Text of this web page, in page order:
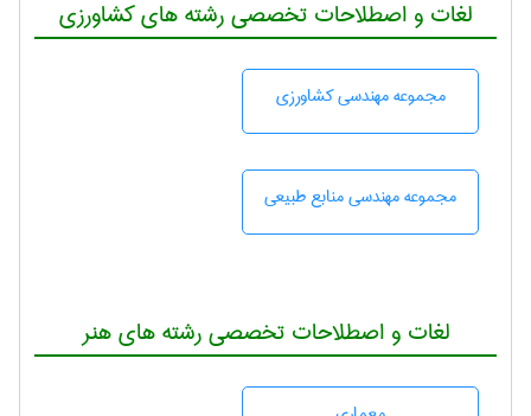
لغات و اصطلاحات تخصصی رشته های کشاورزی
مجموعه مهندسی كشاورزی
مجموعه مهندسی منابع طبيعی
لغات و اصطلاحات تخصصی رشته های هنر